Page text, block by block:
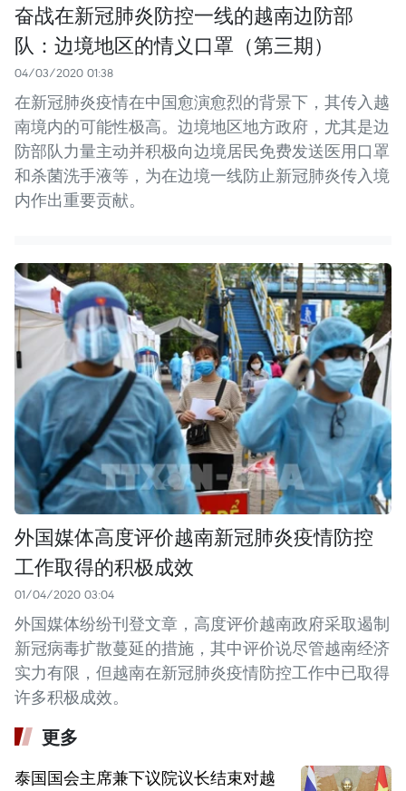
奋战在新冠肺炎防控一线的越南边防部
队：边境地区的情义口罩（第三期）
04/03/2020 01:38
在新冠肺炎疫情在中国愈演愈烈的背景下，其传入越
南境内的可能性极高。边境地区地方政府，尤其是边
防部队力量主动并积极向边境居民免费发送医用口罩
和杀菌洗手液等，为在边境一线防止新冠肺炎传入境
内作出重要贡献。
外国媒体高度评价越南新冠肺炎疫情防控
工作取得的积极成效
01/04/2020 03:04
外国媒体纷纷刊登文章，高度评价越南政府采取遏制
新冠病毒扩散蔓延的措施，其中评价说尽管越南经济
实力有限，但越南在新冠肺炎疫情防控工作中已取得
许多积极成效。
更多
泰国国会主席兼下议院议长结束对越